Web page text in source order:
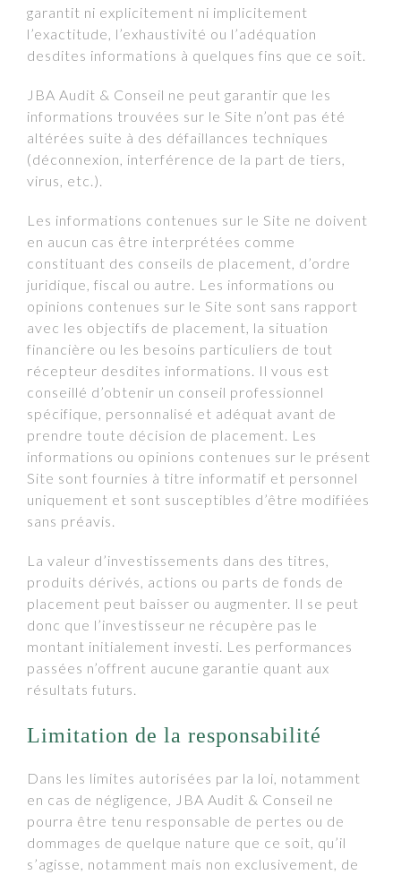
garantit ni explicitement ni implicitement
l’exactitude, l’exhaustivité ou l’adéquation
desdites informations à quelques fins que ce soit.
JBA Audit & Conseil ne peut garantir que les
informations trouvées sur le Site n’ont pas été
altérées suite à des défaillances techniques
(déconnexion, interférence de la part de tiers,
virus, etc.).
Les informations contenues sur le Site ne doivent
en aucun cas être interprétées comme
constituant des conseils de placement, d’ordre
juridique, fiscal ou autre. Les informations ou
opinions contenues sur le Site sont sans rapport
avec les objectifs de placement, la situation
financière ou les besoins particuliers de tout
récepteur desdites informations. Il vous est
conseillé d’obtenir un conseil professionnel
spécifique, personnalisé et adéquat avant de
prendre toute décision de placement. Les
informations ou opinions contenues sur le présent
Site sont fournies à titre informatif et personnel
uniquement et sont susceptibles d’être modifiées
sans préavis.
La valeur d’investissements dans des titres,
produits dérivés, actions ou parts de fonds de
placement peut baisser ou augmenter. Il se peut
donc que l’investisseur ne récupère pas le
montant initialement investi. Les performances
passées n’offrent aucune garantie quant aux
résultats futurs.
Limitation de la responsabilité
Dans les limites autorisées par la loi, notamment
en cas de négligence, JBA Audit & Conseil ne
pourra être tenu responsable de pertes ou de
dommages de quelque nature que ce soit, qu’il
s’agisse, notamment mais non exclusivement, de